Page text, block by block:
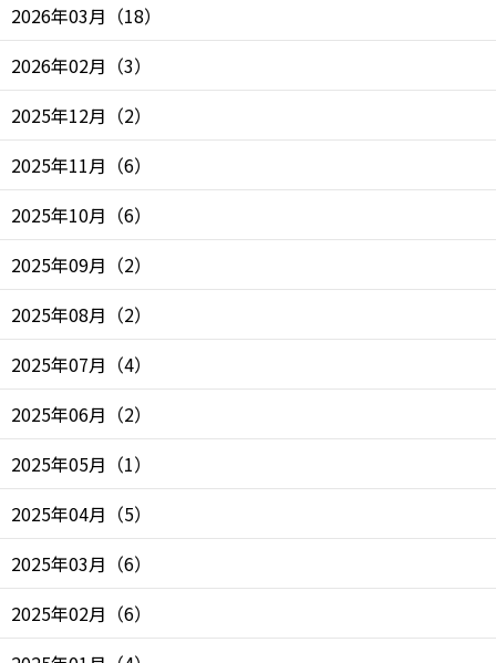
2026年03月 （18）
2026年02月 （3）
2025年12月 （2）
2025年11月 （6）
2025年10月 （6）
2025年09月 （2）
2025年08月 （2）
2025年07月 （4）
2025年06月 （2）
2025年05月 （1）
2025年04月 （5）
2025年03月 （6）
2025年02月 （6）